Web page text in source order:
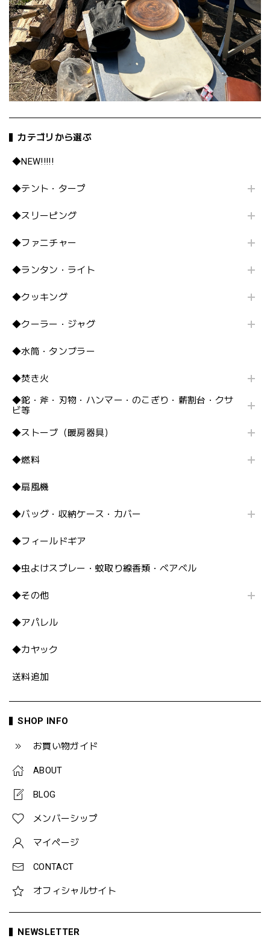
カテゴリから選ぶ
◆NEW!!!!!
◆テント・タープ
◆スリーピング
◆ファニチャー
◆ランタン・ライト
◆クッキング
◆クーラー・ジャグ
◆水筒・タンブラー
◆焚き火
◆鉈・斧・刃物・ハンマー・のこぎり・薪割台・クサ
ビ等
◆ストーブ（暖房器具）
◆燃料
◆扇風機
◆バッグ・収納ケース・カバー
◆フィールドギア
◆虫よけスプレー・蚊取り線香類・ベアベル
◆その他
◆アパレル
◆カヤック
送料追加
SHOP INFO
お買い物ガイド
ABOUT
BLOG
メンバーシップ
マイページ
CONTACT
オフィシャルサイト
NEWSLETTER